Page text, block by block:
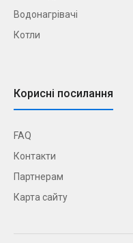
Водонагрівачі
Котли
Корисні посилання
FAQ
Контакти
Партнерам
Карта сайту